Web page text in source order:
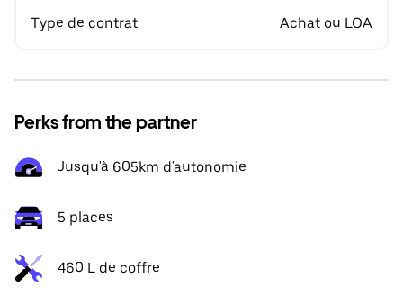
Type de contrat Achat ou LOA
Perks from the partner
Jusqu'à 605km d'autonomie
5 places
460 L de coffre